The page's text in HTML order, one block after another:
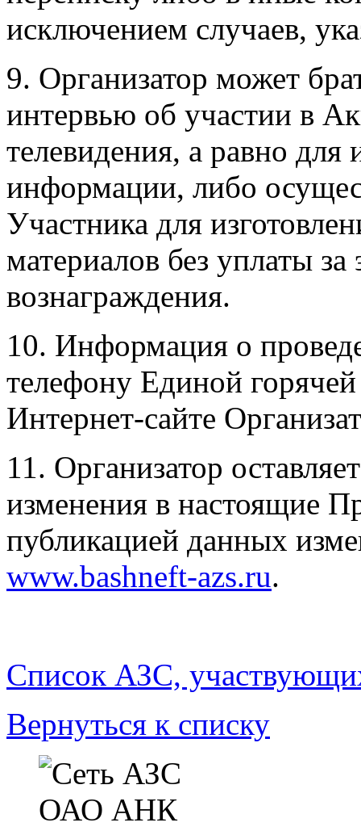
исключением случаев,
9. Организатор может
интервью об участии в
телевидения, а равно для
информации, либо
Участника для
материалов без уплаты за
вознаграждения.
10. Информация о
телефону Единой
Интернет-сайте
11. Организатор
изменения в настоящие
публикацией данных
www.bashneft-azs.ru.
Список АЗС,
Вернуться к списку